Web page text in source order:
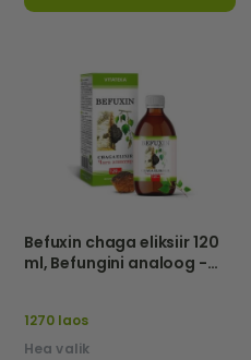
Befuxin chaga eliksiir 120
ml, Befungini analoog -
1270 laos
Hea valik